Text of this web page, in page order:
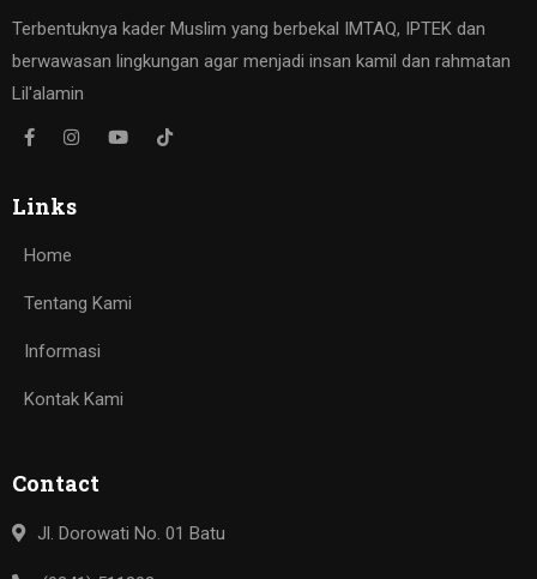
Terbentuknya kader Muslim yang berbekal IMTAQ, IPTEK dan
berwawasan lingkungan agar menjadi insan kamil dan rahmatan
Lil'alamin
Links
Home
Tentang Kami
Informasi
Kontak Kami
Contact
Jl. Dorowati No. 01 Batu